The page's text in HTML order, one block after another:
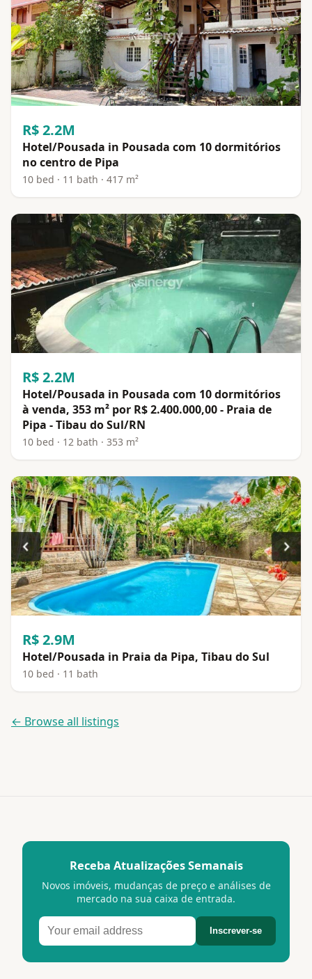
R$ 2.2M
Hotel/Pousada in Pousada com 10 dormitórios
no centro de Pipa
10 bed · 11 bath · 417 m²
R$ 2.2M
Hotel/Pousada in Pousada com 10 dormitórios
à venda, 353 m² por R$ 2.400.000,00 - Praia de
Pipa - Tibau do Sul/RN
10 bed · 12 bath · 353 m²
R$ 2.9M
Hotel/Pousada in Praia da Pipa, Tibau do Sul
10 bed · 11 bath
← Browse all listings
Receba Atualizações Semanais
Novos imóveis, mudanças de preço e análises de
mercado na sua caixa de entrada.
Inscrever-se